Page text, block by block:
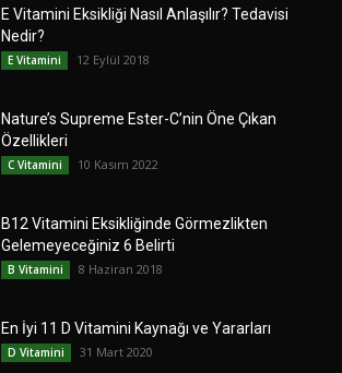
E Vitamini Eksikliği Nasıl Anlaşılır? Tedavisi
Nedir?
E Vitamini 12 Eylül 2018
Nature’s Supreme Ester-C’nin Öne Çıkan
Özellikleri
C Vitamini 10 Kasım 2022
B12 Vitamini Eksikliğinde Görmezlikten
Gelemeyeceğiniz 6 Belirti
B Vitamini 8 Haziran 2018
En İyi 11 D Vitamini Kaynağı ve Yararları
D Vitamini 31 Mart 2020